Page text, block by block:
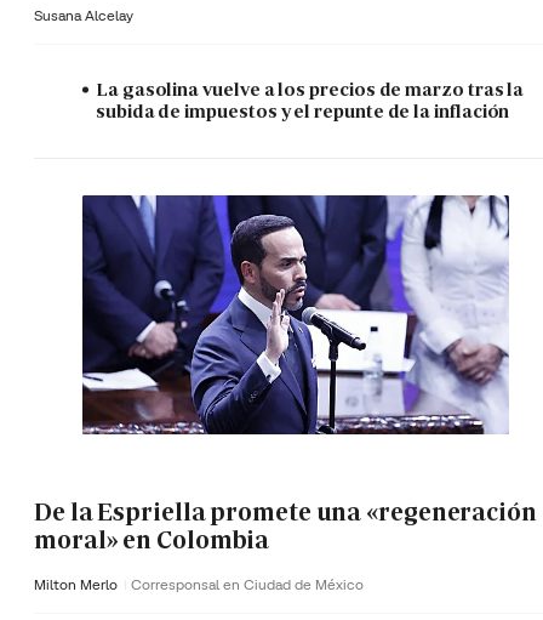
Susana Alcelay
La gasolina vuelve a los precios de marzo tras la
subida de impuestos y el repunte de la inflación
De la Espriella promete una «regeneración
moral» en Colombia
Milton Merlo Corresponsal en Ciudad de México